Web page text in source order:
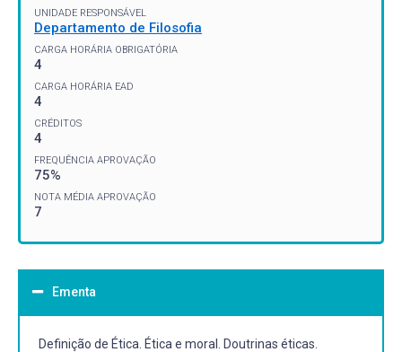
UNIDADE RESPONSÁVEL
Departamento de Filosofia
CARGA HORÁRIA OBRIGATÓRIA
4
CARGA HORÁRIA EAD
4
CRÉDITOS
4
FREQUÊNCIA APROVAÇÃO
75%
NOTA MÉDIA APROVAÇÃO
7
Ementa
Definição de Ética. Ética e moral. Doutrinas éticas.